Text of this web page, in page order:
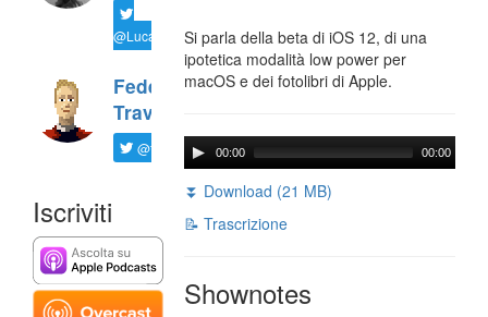
@LucaTNT
Federico
Travaini
@ftrava
Iscriviti
Si parla della beta di iOS 12, di una
ipotetica modalità low power per
macOS e dei fotolibri di Apple.
00:00 00:00
⏬ Download (21 MB)
📝 Trascrizione
Shownotes